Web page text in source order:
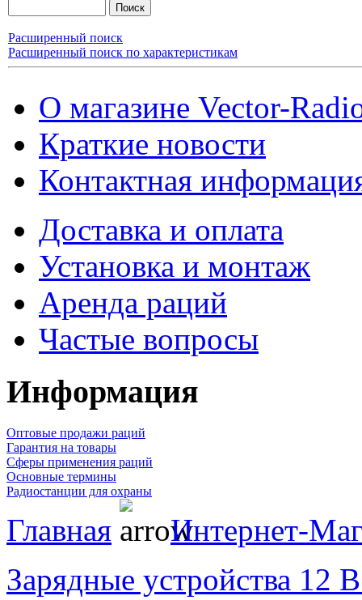
Расширенный поиск
Расширенный поиск по характеристикам
О магазине Vector-
Краткие новости
Контактная
Доставка и оплата
Установка и монтаж
Аренда раций
Частые вопросы
Информация
Оптовые продажи раций
Гарантия на товары
Сферы применения раций
Основные термины
Радиостанции для охраны
Главная
Интернет-
Зарядные устройства 12